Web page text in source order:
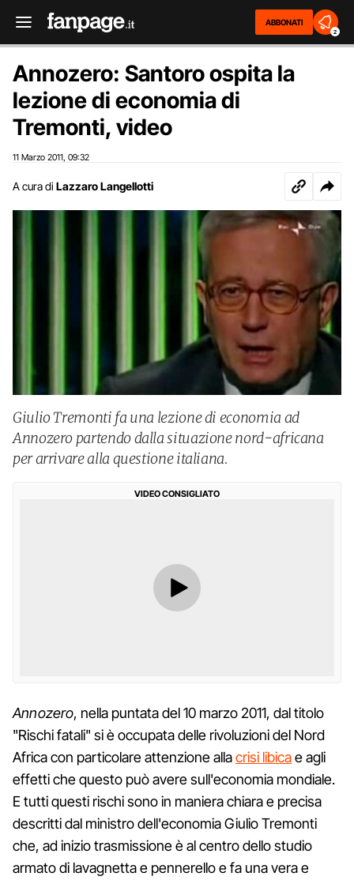
ABBONATI
2
Annozero: Santoro ospita la
lezione di economia di
Tremonti, video
11 Marzo 2011 09:32
A cura di Lazzaro Langellotti
Giulio Tremonti fa una lezione di economia ad
Annozero partendo dalla situazione nord-africana
per arrivare alla questione italiana.
VIDEO CONSIGLIATO
Annozero, nella puntata del 10 marzo 2011, dal titolo
"Rischi fatali" si è occupata delle rivoluzioni del Nord
Africa con particolare attenzione allacrisi libicae agli
effetti che questo può avere sull'economia mondiale.
E tutti questi rischi sono in maniera chiara e precisa
descritti dal ministro dell'economia Giulio Tremonti
che, ad inizio trasmissione è al centro dello studio
armato di lavagnetta e pennerello e fa una vera e